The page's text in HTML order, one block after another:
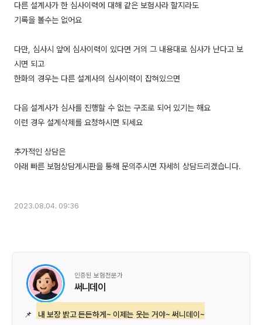
다른 설계사가 한 심사이력에 대해 같은 보험사라 할지라도
기록을 볼수는 없어요
다만, 심사시 앞에 심사이력이 있다면 거의 그 내용대로 심사가 난다고 보
시면 되고
한화의 경우는 다른 설계사의 심사이력이 잡혀있으면
다음 설계사가 심사를 진행할 수 없는 구조로 되어 있기는 해요
이런 경우 설계삭제를 요청하시면 되세요
추가적인 상담은
아래 빠른 보험상담게시판을 통해 문의주시면 자세히 상담드리겠습니다.
2023.08.04. 09:36
인증된 보험전문가
써니데이
📌 내 보장 밝고 든든하게~ 이제는 웃는 거야~ 써니데이~